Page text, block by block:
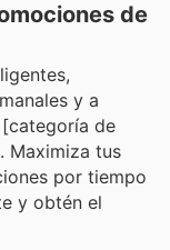
de
y a
de
Maximiza tus
por tiempo
y obtén el